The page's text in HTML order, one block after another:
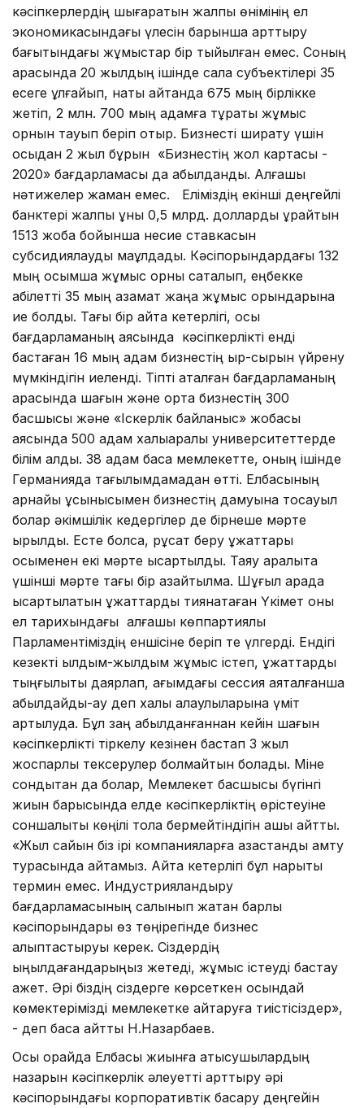
кәсіпкерлердің шығаратын жалпы өнімінің ел
экономикасындағы үлесін барынша арттыру
бағытындағы жұмыстар бір тыйылған емес. Соның
арқасында 20 жылдың ішінде сала субъектілері 35
есеге ұлғайып, нақты айтқанда 675 мың бірлікке
жетіп, 2 млн. 700 мың адамға тұрақты жұмыс
орнын тауып беріп отыр. Бизнесті ширату үшін
осыдан 2 жыл бұрын «Бизнестің жол картасы -
2020» бағдарламасы да қабылданды. Алғашқы
нәтижелер жаман емес. Еліміздің екінші деңгейлі
банктері жалпы құны 0,5 млрд. долларды құрайтын
1513 жоба бойынша несие ставкасын
субсидиялауды мақұлдады. Кәсіпорындардағы 132
мың қосымша жұмыс орны сақталып, еңбекке
қабілетті 35 мың азамат жаңа жұмыс орындарына
ие болды. Тағы бір айта кетерлігі, осы
бағдарламаның аясында кәсіпкерлікті енді
бастаған 16 мың адам бизнестің қыр-сырын үйрену
мүмкіндігін иеленді. Тіпті аталған бағдарламаның
арқасында шағын және орта бизнестің 300
басшысы және «Іскерлік байланыс» жобасы
аясында 500 адам халықаралық университеттерде
білім алды. 38 адам басқа мемлекетте, оның ішінде
Германияда тағылымдамадан өтті. Елбасының
арнайы ұсынысымен бизнестің дамуына тоқсауыл
болар әкімшілік кедергілер де бірнеше мәрте
қырқылды. Есте болса, рұқсат беру құжаттары
осыменен екі мәрте қысқартылды. Таяу аралықта
үшінші мәрте тағы бір азайтылмақ. Шұғыл арада
қысқартылатын құжаттарды тиянақтаған Үкімет оны
ел тарихындағы алғашқы көппартиялы
Парламентіміздің еншісіне беріп те үлгерді. Ендігі
кезекті ылдым-жылдым жұмыс істеп, құжаттарды
тыңғылықты даярлап, ағымдағы сессия аяқталғанша
қабылдайды-ау деп халық қалаулыларына үміт
артылуда. Бұл заң қабылданғаннан кейін шағын
кәсіпкерлікті тіркелу кезінен бастап 3 жыл
жоспарлы тексерулер болмайтын болады. Міне
сондықтан да болар, Мемлекет басшысы бүгінгі
жиын барысында елде кәсіпкерліктің өрістеуіне
соншалықты көңілі тола бермейтіндігін ашық айтты.
«Жыл сайын біз ірі компанияларға қазақстандық қамту
турасында айтамыз. Айта кетерлігі бұл нарықтық
термин емес. Индустрияландыру
бағдарламасының салынып жатқан барлық
кәсіпорындары өз төңірегінде бизнес
қалыптастыруы керек. Сіздердің
қыңқылдағандарыңыз жетеді, жұмыс істеуді бастау
қажет. Әрі біздің сіздерге көрсеткен осындай
көмектерімізді мемлекетке қайтаруға тиістісіздер»,
- деп баса айтты Н.Назарбаев.
Осы орайда Елбасы жиынға қатысушылардың
назарын кәсіпкерлік әлеуетті арттыру әрі
кәсіпорындағы корпоративтік басқару деңгейін